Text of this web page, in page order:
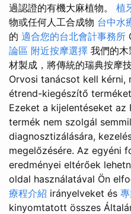
過認證的有機大麻植物。 植
物或任何人工合成物 台中水
的 適合您的台北會計事務所
論區 附近按摩選擇 我們的
材製成，將傳統的瑞典按摩
Orvosi tanácsot kell
étrend-kiegészítő terméket
Ezeket a kijelentéseket az
termék nem szolgál
diagnosztizálására,
megelőzésére. Az egyéni
eredményei eltérőek
oldal használatával Ön
療程介紹 irányelveket és
kinyomtatott összes